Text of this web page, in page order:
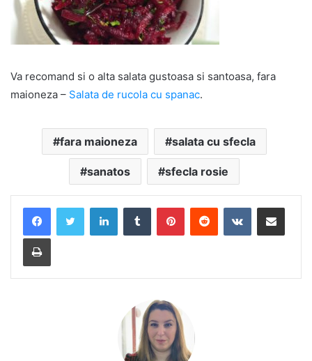
Va recomand si o alta salata gustoasa si santoasa, fara
maioneza – Salata de rucola cu spanac.
fara maioneza salata cu sfecla
sanatos sfecla rosie